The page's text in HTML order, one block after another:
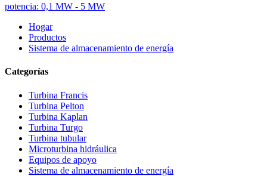
Hogar
Productos
Sistema de almacenamiento de energía
Categorías
Turbina Francis
Turbina Pelton
Turbina Kaplan
Turbina Turgo
Turbina tubular
Microturbina hidráulica
Equipos de apoyo
Sistema de almacenamiento de energía